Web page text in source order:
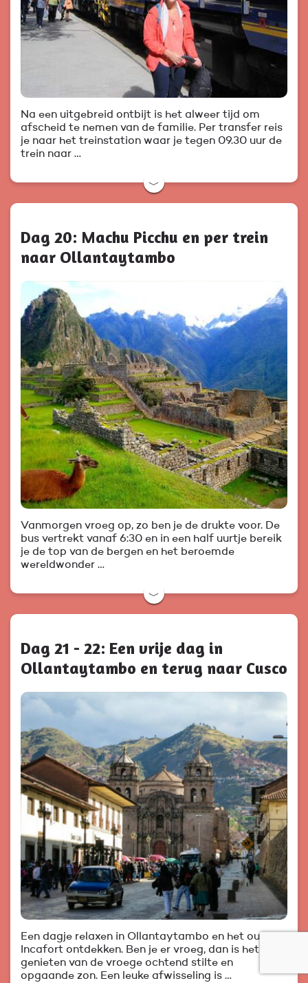
Na een uitgebreid ontbijt is het alweer tijd om
afscheid te nemen van de familie. Per transfer reis
je naar het treinstation waar je tegen 09.30 uur de
trein naar …
﹀
Dag 20: Machu Picchu en per trein
naar Ollantaytambo
Vanmorgen vroeg op, zo ben je de drukte voor. De
bus vertrekt vanaf 6:30 en in een half uurtje bereik
je de top van de bergen en het beroemde
wereldwonder …
﹀
Dag 21 - 22: Een vrije dag in
Ollantaytambo en terug naar Cusco
Een dagje relaxen in Ollantaytambo en het oude
Incafort ontdekken. Ben je er vroeg, dan is het
genieten van de vroege ochtend stilte en
opgaande zon. Een leuke afwisseling is …